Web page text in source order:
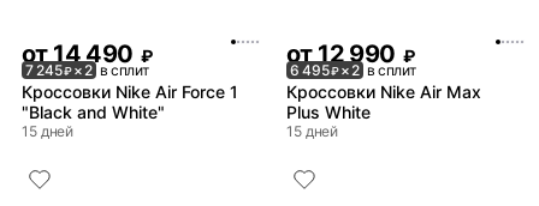
от14 490 ₽
7 245₽× 2 в сплит
Кроссовки Nike Air Force 1
"Black and White"
15 дней
от12 990 ₽
6 495₽× 2 в сплит
Кроссовки Nike Air Max
Plus White
15 дней